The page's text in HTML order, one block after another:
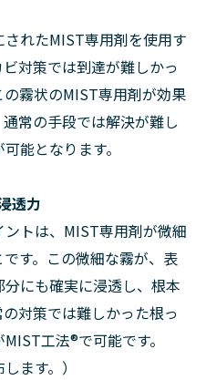
れたMIST専用剤を使用す
対策では到達が難しかっ
霧状のMIST専用剤が効果
常の手段では解決が難し
能となります。
透力
トは、MIST専用剤が微細
す。この微細な霧が、表
にも確実に浸透し、根本
対策では難しかった根っ
工法®で可能です。
ます。）